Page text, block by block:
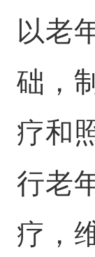
以老
础，
疗和
行老
疗，